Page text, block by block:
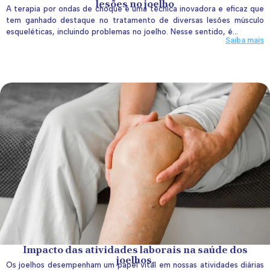
lesões no joelho
A terapia por ondas de choque é uma técnica inovadora e eficaz que
tem ganhado destaque no tratamento de diversas lesões músculo
esqueléticas, incluindo problemas no joelho. Nesse sentido, é...
Saiba mais
Impacto das atividades laborais na saúde dos
joelhos.
Os joelhos desempenham um papel vital em nossas atividades diárias